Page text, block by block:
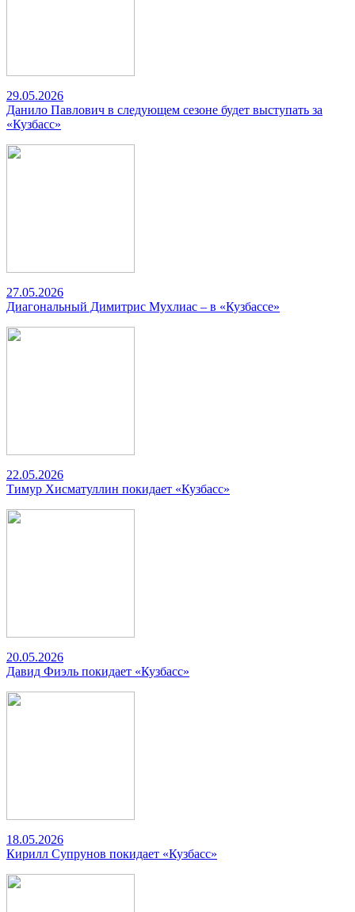
29.05.2026
Данило Павлович в следующем сезоне будет выступать за
«Кузбасс»
27.05.2026
Диагональный Димитрис Мухлиас – в «Кузбассе»
22.05.2026
Тимур Хисматуллин покидает «Кузбасс»
20.05.2026
Давид Фиэль покидает «Кузбасс»
18.05.2026
Кирилл Супрунов покидает «Кузбасс»